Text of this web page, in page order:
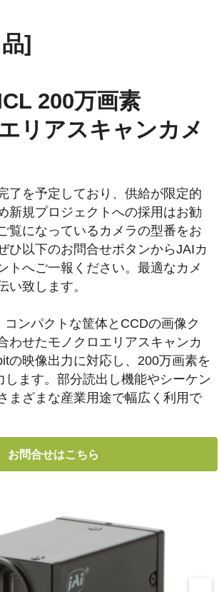
]
200万画素
リアスキャンカメ
了を予定しており、供給が限定的
新規プロジェクトへの採用はお勧
覧になっているカメラの型番をお
ひ以下のお問合せボタンからJAIカ
トへご一報ください。最適なカメ
い致します。
コンパクトな筐体とCCDの画像ク
わせたモノクロエリアスキャンカ
の映像出力に対応し、200万画素を
します。部分読出し機能やシーケン
まざまな産業用途で幅広く利用で
お問合せはこちら